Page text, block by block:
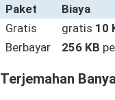
Paket
Biaya
Gratis
gratis 10
Berbayar
256 KB
Terjemahan